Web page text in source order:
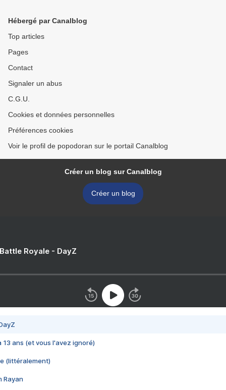
Hébergé par Canalblog
Top articles
Pages
Contact
Signaler un abus
C.G.U.
Cookies et données personnelles
Préférences cookies
Voir le profil de popodoran sur le portail Canalblog
Créer un blog sur Canalblog
Créer un blog
Royale - DayZ
13 ans (et vous l'avez ignoré)
(littéralement)
Rayan